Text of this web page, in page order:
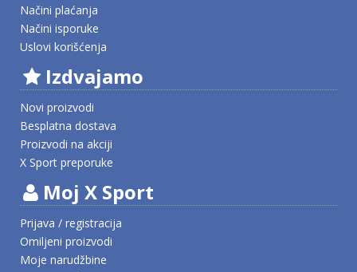
Načini plaćanja
Načini isporuke
Uslovi korišćenja
Izdvajamo
Novi proizvodi
Besplatna dostava
Proizvodi na akciji
X Sport preporuke
Moj X Sport
Prijava / registracija
Omiljeni proizvodi
Moje narudžbine